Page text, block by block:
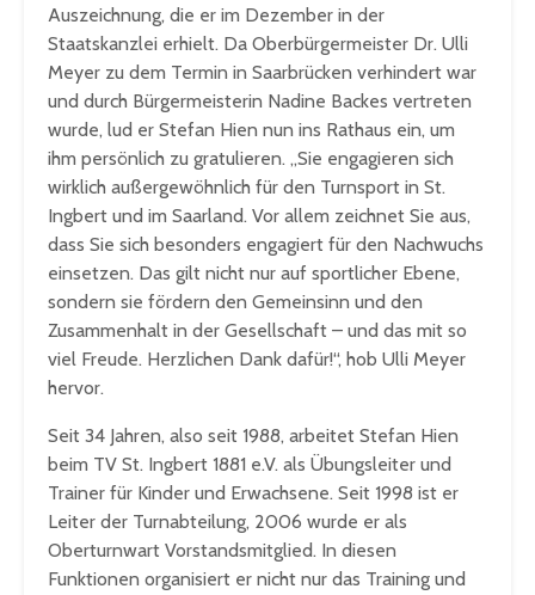
Auszeichnung, die er im Dezember in der
Staatskanzlei erhielt. Da Oberbürgermeister Dr. Ulli
Meyer zu dem Termin in Saarbrücken verhindert war
und durch Bürgermeisterin Nadine Backes vertreten
wurde, lud er Stefan Hien nun ins Rathaus ein, um
ihm persönlich zu gratulieren. „Sie engagieren sich
wirklich außergewöhnlich für den Turnsport in St.
Ingbert und im Saarland. Vor allem zeichnet Sie aus,
dass Sie sich besonders engagiert für den Nachwuchs
einsetzen. Das gilt nicht nur auf sportlicher Ebene,
sondern sie fördern den Gemeinsinn und den
Zusammenhalt in der Gesellschaft – und das mit so
viel Freude. Herzlichen Dank dafür!“, hob Ulli Meyer
hervor.
Seit 34 Jahren, also seit 1988, arbeitet Stefan Hien
beim TV St. Ingbert 1881 e.V. als Übungsleiter und
Trainer für Kinder und Erwachsene. Seit 1998 ist er
Leiter der Turnabteilung, 2006 wurde er als
Oberturnwart Vorstandsmitglied. In diesen
Funktionen organisiert er nicht nur das Training und